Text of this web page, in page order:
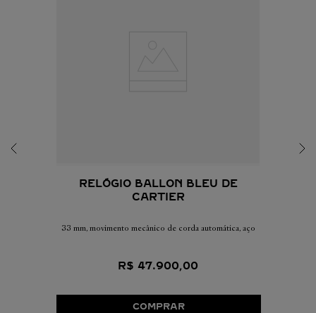
RELÓGIO BALLON BLEU DE
CARTIER
33 mm, movimento mecânico de corda automática, aço
R$ 47.900,00
COMPRAR